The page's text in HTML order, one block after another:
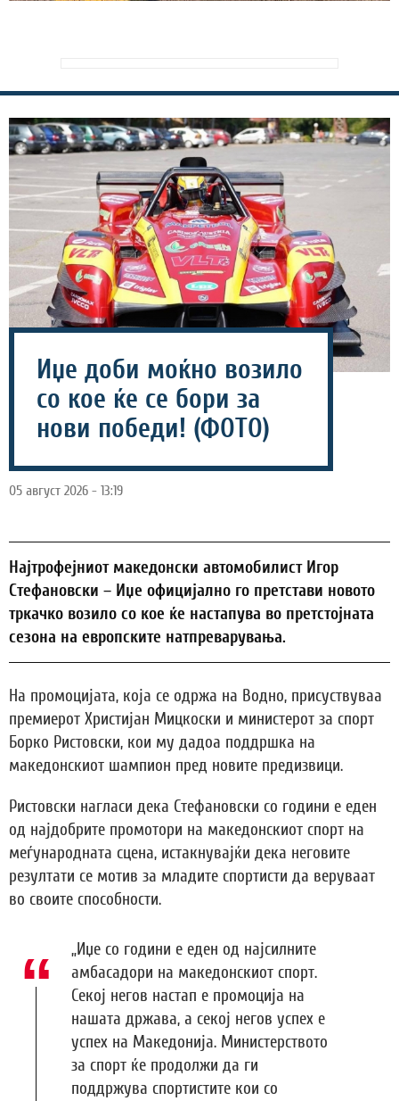
Иџе доби моќно возило
со кое ќе се бори за
нови победи! (ФОТО)
05 август 2026 - 13:19
Најтрофејниот македонски автомобилист Игор
Стефановски – Иџе официјално го претстави новото
тркачко возило со кое ќе настапува во претстојната
сезона на европските натпреварувања.
На промоцијата, која се одржа на Водно, присуствуваа
премиерот Христијан Мицкоски и министерот за спорт
Борко Ристовски, кои му дадоа поддршка на
македонскиот шампион пред новите предизвици.
Ристовски нагласи дека Стефановски со години е еден
од најдобрите промотори на македонскиот спорт на
меѓународната сцена, истакнувајќи дека неговите
резултати се мотив за младите спортисти да веруваат
во своите способности.
„Иџе со години е еден од најсилните
амбасадори на македонскиот спорт.
Секој негов настап е промоција на
нашата држава, а секој негов успех е
успех на Македонија. Министерството
за спорт ќе продолжи да ги
поддржува спортистите кои со